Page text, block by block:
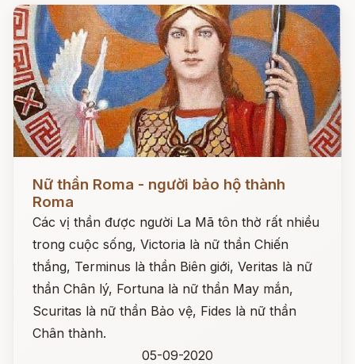
Nữ thần Roma - người bảo hộ thành
Roma
Các vị thần được người La Mã tôn thờ rất nhiều
trong cuộc sống, Victoria là nữ thần Chiến
thắng, Terminus là thần Biên giới, Veritas là nữ
thần Chân lý, Fortuna là nữ thần May mắn,
Scuritas là nữ thần Bảo vệ, Fides là nữ thần
Chân thành.
05-09-2020